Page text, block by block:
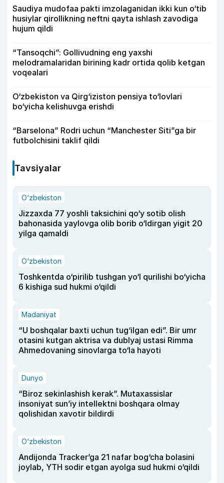
Saudiya mudofaa pakti imzolaganidan ikki kun o‘tib
husiylar qirollikning neftni qayta ishlash zavodiga
hujum qildi
“Tansoqchi”: Gollivudning eng yaxshi
melodramalaridan birining kadr ortida qolib ketgan
voqealari
O‘zbekiston va Qirg‘iziston pensiya to‘lovlari
bo‘yicha kelishuvga erishdi
“Barselona” Rodri uchun “Manchester Siti”ga bir
futbolchisini taklif qildi
Tavsiyalar
O‘zbekiston
Jizzaxda 77 yoshli taksichini qo‘y sotib olish
bahonasida yaylovga olib borib o‘ldirgan yigit 20
yilga qamaldi
O‘zbekiston
Toshkentda o‘pirilib tushgan yo‘l qurilishi bo‘yicha
6 kishiga sud hukmi o‘qildi
Madaniyat
“U boshqalar baxti uchun tug‘ilgan edi”. Bir umr
otasini kutgan aktrisa va dublyaj ustasi Rimma
Ahmedovaning sinovlarga to‘la hayoti
Dunyo
“Biroz sekinlashish kerak”. Mutaxassislar
insoniyat sun’iy intellektni boshqara olmay
qolishidan xavotir bildirdi
O‘zbekiston
Andijonda Tracker’ga 21 nafar bog‘cha bolasini
joylab, YTH sodir etgan ayolga sud hukmi o‘qildi